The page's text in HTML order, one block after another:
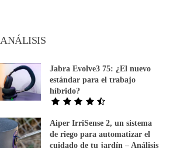
ANÁLISIS
Jabra Evolve3 75: ¿El nuevo
estándar para el trabajo
híbrido?
Aiper IrriSense 2, un sistema
de riego para automatizar el
cuidado de tu jardín – Análisis